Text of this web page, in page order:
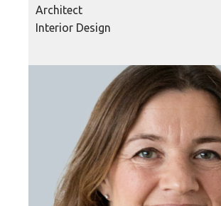
Architect
Interior Design